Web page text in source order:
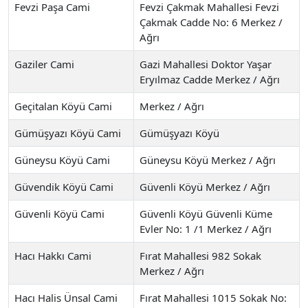
Fevzi Paşa Cami
Fevzi Çakmak Mahallesi Fevzi
Çakmak Cadde No: 6 Merkez /
Ağrı
Gaziler Cami
Gazi Mahallesi Doktor Yaşar
Eryılmaz Cadde Merkez / Ağrı
Geçitalan Köyü Cami
Merkez / Ağrı
Gümüşyazı Köyü Cami
Gümüşyazı Köyü
Güneysu Köyü Cami
Güneysu Köyü Merkez / Ağrı
Güvendik Köyü Cami
Güvenli Köyü Merkez / Ağrı
Güvenli Köyü Cami
Güvenli Köyü Güvenli Küme
Evler No: 1 /1 Merkez / Ağrı
Hacı Hakkı Cami
Fırat Mahallesi 982 Sokak
Merkez / Ağrı
Hacı Halis Ünsal Cami
Fırat Mahallesi 1015 Sokak No: